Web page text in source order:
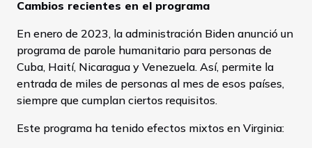
Cambios recientes en el programa
En enero de 2023, la administración Biden anunció un
programa de parole humanitario para personas de
Cuba, Haití, Nicaragua y Venezuela. Así, permite la
entrada de miles de personas al mes de esos países,
siempre que cumplan ciertos requisitos.
Este programa ha tenido efectos mixtos en Virginia: